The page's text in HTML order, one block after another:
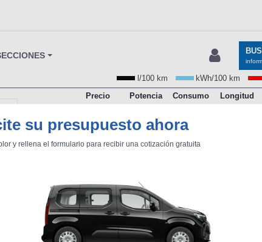
su presupuesto ahora
y rellena el formulario para recibir una cotización gratuita
l/100 km kWh/100 km
Precio Potencia Consumo Longitud
- )
27.995
102
30.444
102
5,6